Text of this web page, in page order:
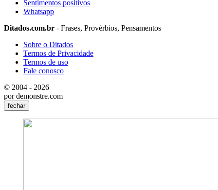
Sentimentos positivos
Whatsapp
Ditados.com.br - Frases, Provérbios, Pensamentos
Sobre o Ditados
Termos de Privacidade
Termos de uso
Fale conosco
© 2004 - 2026
por demonstre.com
fechar